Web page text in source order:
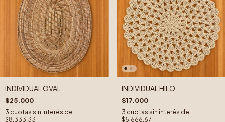
INDIVIDUAL OVAL
$25.000
3 cuotas sin interés de
$8.333,33
INDIVIDUAL HILO
$17.000
3 cuotas sin interés de
$5.666,67